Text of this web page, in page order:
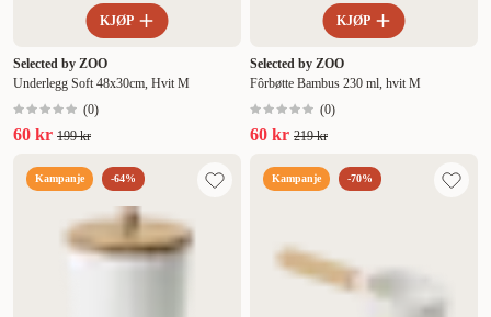
KJØP
Selected by ZOO
Underlegg Soft 48x30cm, Hvit M
(0)
60 kr 199 kr
KJØP
Selected by ZOO
Fôrbøtte Bambus 230 ml, hvit M
(0)
60 kr 219 kr
Kampanje -64% Kampanje -70%